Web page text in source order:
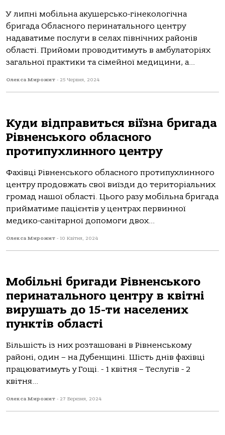
У липні мобільна акушерсько-гінекологічна
бригада Обласного перинатального центру
надаватиме послуги в селах північних районів
області. Прийоми проводитимуть в амбулаторіях
загальної практики та сімейної медицини, а...
Олекса Мирожит - 25 Червня, 2024
Куди відправиться віїзна бригада
Рівненського обласного
протипухлинного центру
Фахівці Рівненського обласного протипухлинного
центру продовжать свої виїзди до територіальних
громад нашої області. Цього разу мобільна бригада
прийматиме пацієнтів у центрах первинної
медико-санітарної допомоги двох...
Олекса Мирожит - 10 Квітня, 2024
Мобільні бригади Рівненського
перинатального центру в квітні
вирушать до 15-ти населених
пунктів області
Більшість із них розташовані в Рівненському
районі, один – на Дубенщині. Шість днів фахівці
працюватимуть у Гощі. -️ 1 квітня – Теслугів -️ 2
квітня...
Олекса Мирожит - 27 Березня, 2024